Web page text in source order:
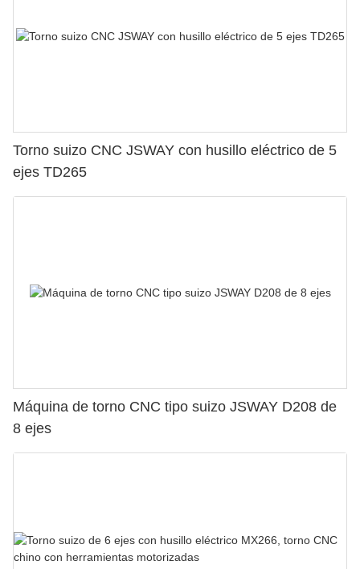
Torno suizo CNC JSWAY con husillo eléctrico de 5
ejes TD265
Máquina de torno CNC tipo suizo JSWAY D208 de
8 ejes